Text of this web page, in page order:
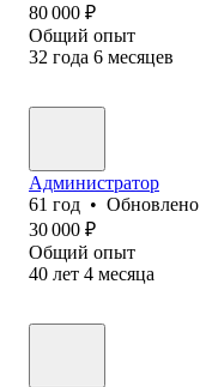
80 000 ₽
Общий опыт
32 года 6 месяцев
Администратор
61 год • Обновлено
30 000 ₽
Общий опыт
40 лет 4 месяца